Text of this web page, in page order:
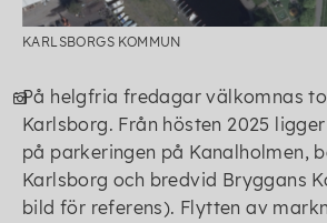
KARLSBORGS KOMMUN
På helgfria fredagar välkomnas
Karlsborg. Från hösten 2025
på parkeringen på Kanalholmen,
Karlsborg och bredvid Bryggans
bild för referens). Flytten av